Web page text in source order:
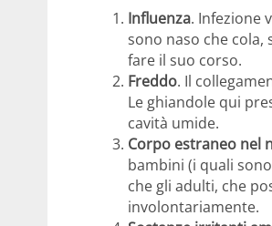
Influenza. Infezione
sono naso che cola,
fare il suo corso.
Freddo. Il
Le ghiandole qui
cavità umide.
Corpo estraneo nel
bambini (i quali
che gli adulti, che
involontariamente.